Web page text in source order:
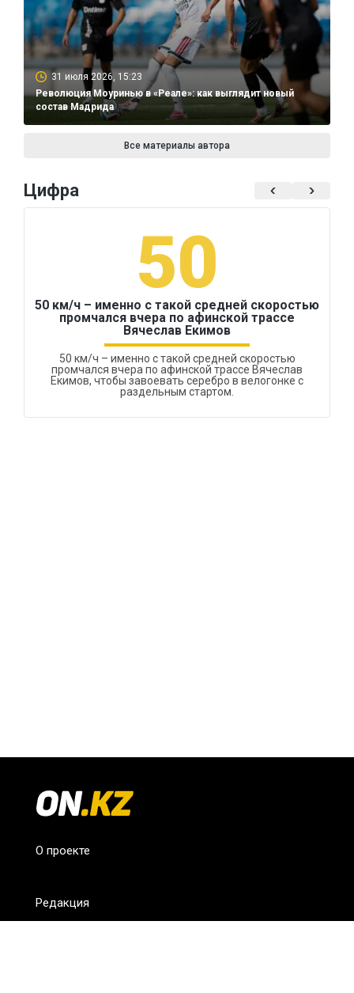
31 июля 2026, 15:23
Революция Моуринью в «Реале»: как выглядит новый
состав Мадрида
Все материалы автора
Цифра
50
50 км/ч – именно с такой средней скоростью
промчался вчера по афинской трассе
Вячеслав Екимов
50 км/ч – именно с такой средней скоростью
промчался вчера по афинской трассе Вячеслав
Екимов, чтобы завоевать серебро в велогонке с
раздельным стартом.
О проекте
Редакция